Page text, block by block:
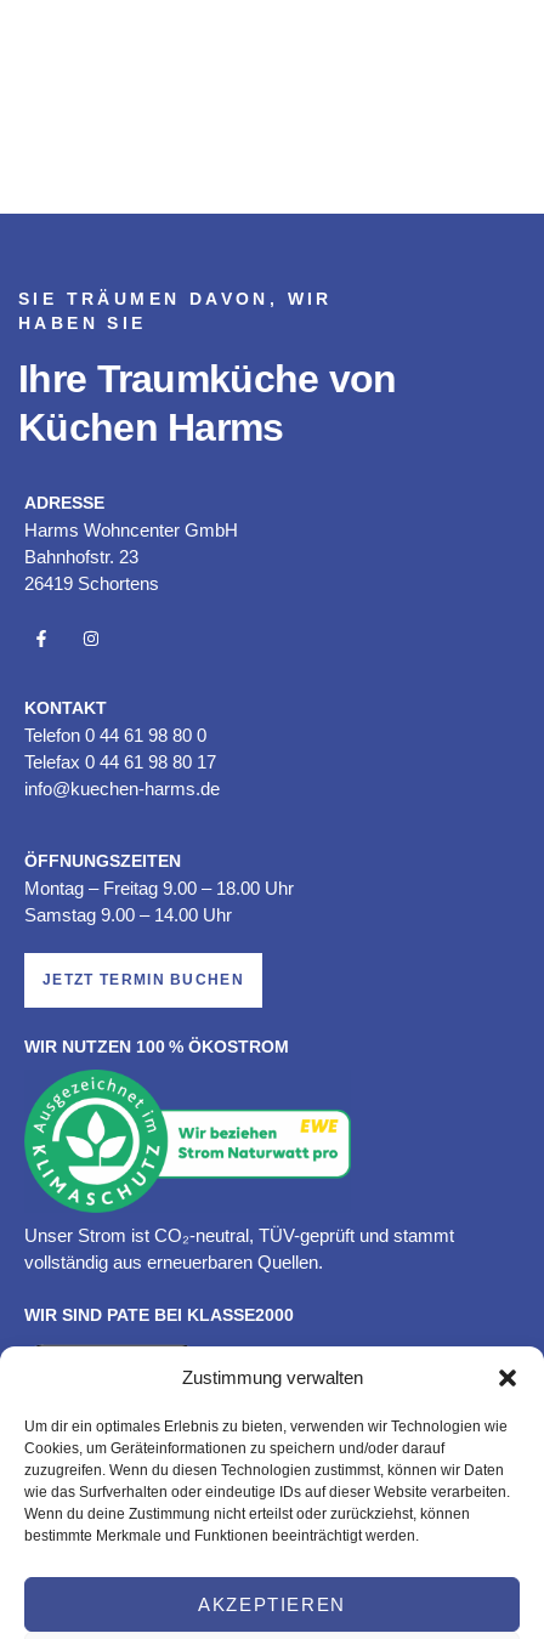
Zustimmung verwalten
Um dir ein optimales Erlebnis zu bieten, verwenden wir Technologien wie
Cookies, um Geräteinformationen zu speichern und/oder darauf
zuzugreifen. Wenn du diesen Technologien zustimmst, können wir Daten
wie das Surfverhalten oder eindeutige IDs auf dieser Website verarbeiten.
Wenn du deine Zustimmung nicht erteilst oder zurückziehst, können
bestimmte Merkmale und Funktionen beeinträchtigt werden.
AKZEPTIEREN
SIE TRÄUMEN DAVON, WIR
HABEN SIE
Ihre Traumküche von
Küchen Harms
ADRESSE
Harms Wohncenter GmbH
Bahnhofstr. 23
26419 Schortens
KONTAKT
Telefon 0 44 61 98 80 0
Telefax 0 44 61 98 80 17
info@kuechen-harms.de
ÖFFNUNGSZEITEN
Montag – Freitag 9.00 – 18.00 Uhr
Samstag 9.00 – 14.00 Uhr
JETZT TERMIN BUCHEN
WIR NUTZEN 100 % ÖKOSTROM
Unser Strom ist CO₂-neutral, TÜV-geprüft und stammt
vollständig aus erneuerbaren Quellen.
WIR SIND PATE BEI KLASSE2000
Datenschutz